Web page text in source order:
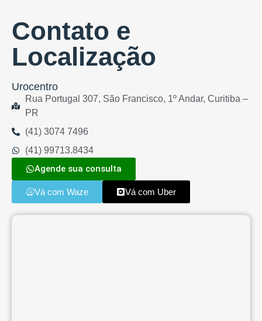
Contato e
Localização
Urocentro
Rua Portugal 307, São Francisco, 1º Andar, Curitiba –
PR
(41) 3074 7496
(41) 99713.8434
Agende sua consulta
Vá com Waze Vá com Uber